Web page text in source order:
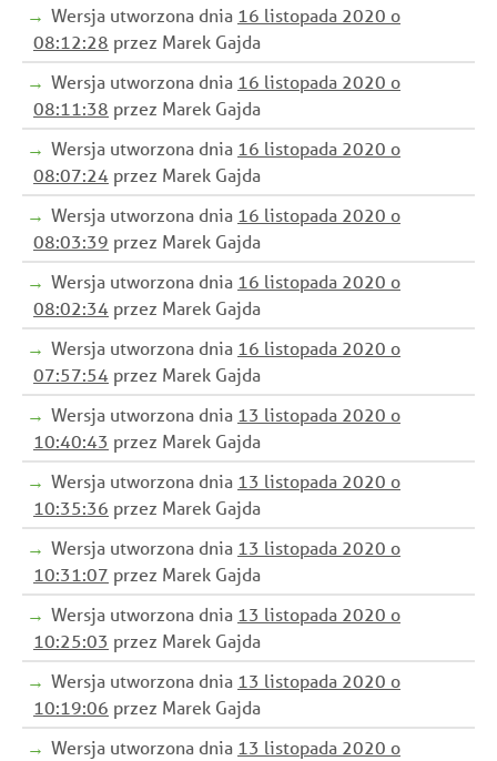
Wersja utworzona dnia 16 listopada 2020 o
08:12:28 przez Marek Gajda
Wersja utworzona dnia 16 listopada 2020 o
08:11:38 przez Marek Gajda
Wersja utworzona dnia 16 listopada 2020 o
08:07:24 przez Marek Gajda
Wersja utworzona dnia 16 listopada 2020 o
08:03:39 przez Marek Gajda
Wersja utworzona dnia 16 listopada 2020 o
08:02:34 przez Marek Gajda
Wersja utworzona dnia 16 listopada 2020 o
07:57:54 przez Marek Gajda
Wersja utworzona dnia 13 listopada 2020 o
10:40:43 przez Marek Gajda
Wersja utworzona dnia 13 listopada 2020 o
10:35:36 przez Marek Gajda
Wersja utworzona dnia 13 listopada 2020 o
10:31:07 przez Marek Gajda
Wersja utworzona dnia 13 listopada 2020 o
10:25:03 przez Marek Gajda
Wersja utworzona dnia 13 listopada 2020 o
10:19:06 przez Marek Gajda
Wersja utworzona dnia 13 listopada 2020 o